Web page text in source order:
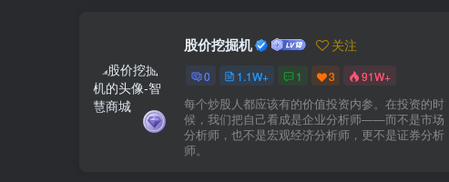
股价挖掘机 关注
0 1.1W+ 1 3 91W+
每个炒股人都应该有的价值投资内参。在投资的时
候，我们把自己看成是企业分析师——而不是市场
分析师，也不是宏观经济分析师，更不是证券分析
师。